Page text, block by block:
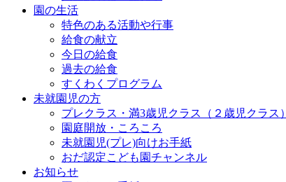
園の生活
特色のある活動や行事
給食の献立
今日の給食
過去の給食
すくわくプログラム
未就園児の方
プレクラス・満3歳児クラス（２歳児クラス）
園庭開放・ころころ
未就園児(プレ)向けお手紙
おだ認定こども園チャンネル
お知らせ